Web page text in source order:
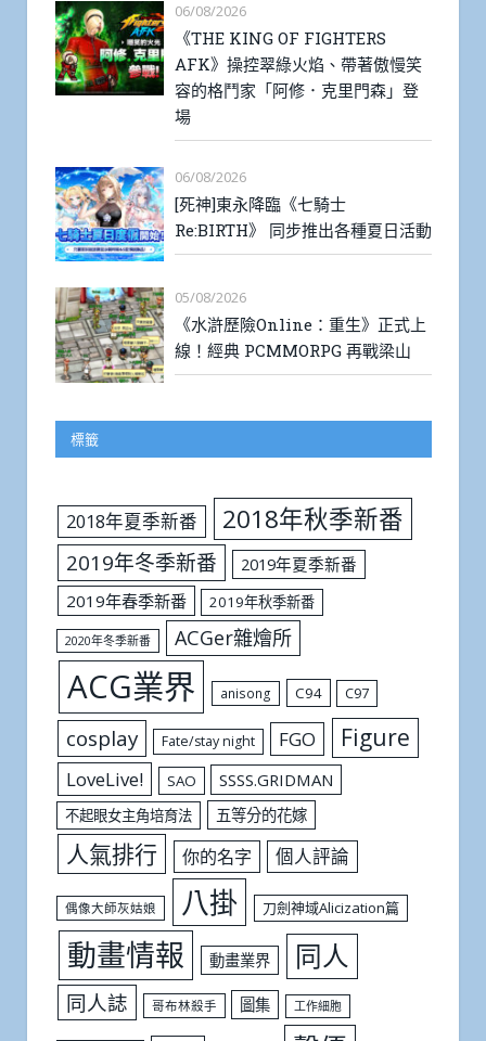
06/08/2026
《THE KING OF FIGHTERS
AFK》操控翠綠火焰、帶著傲慢笑
容的格鬥家「阿修．克里門森」登
場
06/08/2026
[死神]東永降臨《七騎士
Re:BIRTH》 同步推出各種夏日活動
05/08/2026
《水滸歷險Online：重生》正式上
線！經典 PCMMORPG 再戰梁山
標籤
2018年夏季新番 2018年秋季新番
2019年冬季新番
2019年夏季新番
2019年春季新番
2019年秋季新番
2020年冬季新番 ACGer雜燴所
ACG業界 anisong C94 C97
cosplay Fate/stay night FGO Figure
LoveLive! SAO SSSS.GRIDMAN
不起眼女主角培育法 五等分的花嫁
人氣排行 你的名字 個人評論
偶像大師灰姑娘 八掛 刀劍神域Alicization篇
動畫情報 動畫業界 同人
同人誌 哥布林殺手 圖集 工作細胞